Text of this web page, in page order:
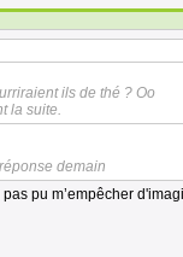
ils de thé ? Oo
la suite.
demain
pu m’empêcher